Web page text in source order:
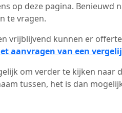
op deze pagina. Benieuwd
te vragen.
vrijblijvend kunnen er
aanvragen van een
om verder te kijken naar
tussen, het is dan